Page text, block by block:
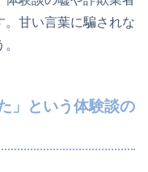
甘い言葉に騙されな
」という体験談の